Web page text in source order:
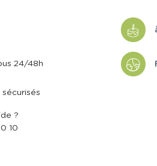
24/48h
?
10